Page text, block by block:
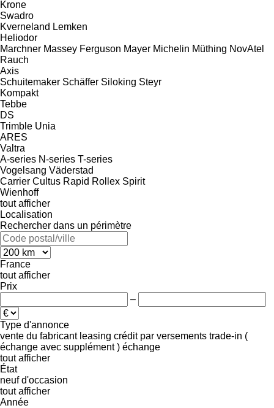
Krone
Swadro
Kverneland Lemken
Heliodor
Marchner Massey Ferguson Mayer Michelin Müthing NovAtel
Rauch
Axis
Schuitemaker Schäffer Siloking Steyr
Kompakt
Tebbe
DS
Trimble Unia
ARES
Valtra
A-series N-series T-series
Vogelsang Väderstad
Carrier Cultus Rapid Rollex Spirit
Wienhoff
tout afficher
Localisation
Rechercher dans un périmètre
France
tout afficher
Prix
–
Type d'annonce
vente du fabricant leasing crédit par versements trade-in (
échange avec supplément ) échange
tout afficher
État
neuf d'occasion
tout afficher
Année